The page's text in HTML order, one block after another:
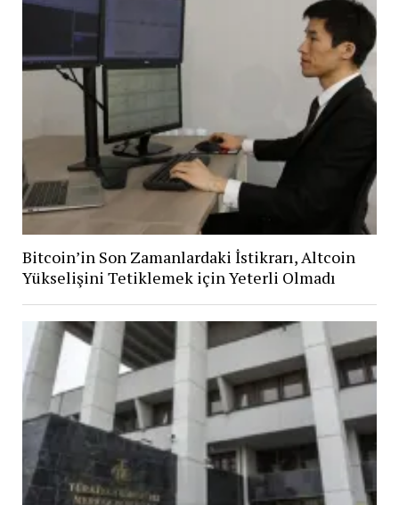
Bitcoin’in Son Zamanlardaki İstikrarı, Altcoin
Yükselişini Tetiklemek için Yeterli Olmadı